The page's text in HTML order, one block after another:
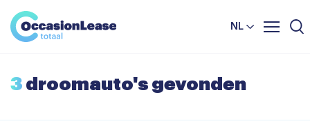
NL
Leasevoorwaarden
Veelgestelde vragen
Nieuws en tips
Vergelijker
3 droomauto's gevonden